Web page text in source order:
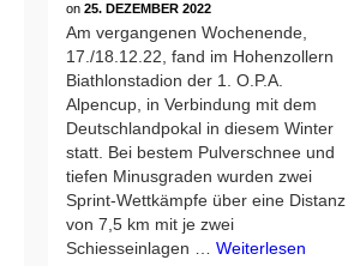
on25. DEZEMBER 2022
Am vergangenen Wochenende,
17./18.12.22, fand im Hohenzollern
Biathlonstadion der 1. O.P.A.
Alpencup, in Verbindung mit dem
Deutschlandpokal in diesem Winter
statt. Bei bestem Pulverschnee und
tiefen Minusgraden wurden zwei
Sprint-Wettkämpfe über eine Distanz
von 7,5 km mit je zwei
Schiesseinlagen …Weiterlesen